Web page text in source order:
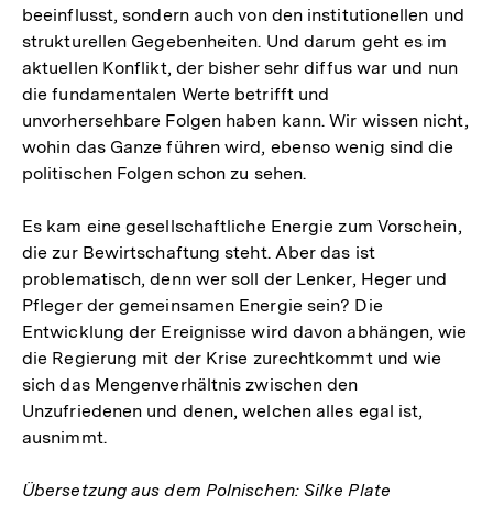
beeinflusst, sondern auch von den institutionellen und
strukturellen Gegebenheiten. Und darum geht es im
aktuellen Konflikt, der bisher sehr diffus war und nun
die fundamentalen Werte betrifft und
unvorhersehbare Folgen haben kann. Wir wissen nicht,
wohin das Ganze führen wird, ebenso wenig sind die
politischen Folgen schon zu sehen.
Es kam eine gesellschaftliche Energie zum Vorschein,
die zur Bewirtschaftung steht. Aber das ist
problematisch, denn wer soll der Lenker, Heger und
Pfleger der gemeinsamen Energie sein? Die
Entwicklung der Ereignisse wird davon abhängen, wie
die Regierung mit der Krise zurechtkommt und wie
sich das Mengenverhältnis zwischen den
Unzufriedenen und denen, welchen alles egal ist,
ausnimmt.
Übersetzung aus dem Polnischen: Silke Plate